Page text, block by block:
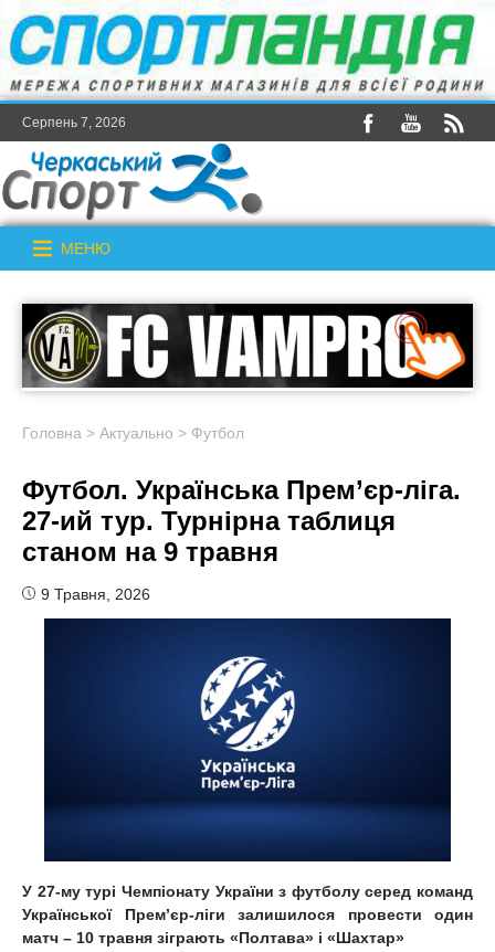
Серпень 7, 2026
МЕНЮ
Головна > Актуально > Футбол
Футбол. Українська Прем’єр-ліга.
27-ий тур. Турнірна таблиця
станом на 9 травня
9 Травня, 2026
У 27-му турі Чемпіонату України з футболу серед команд
Української Прем’єр-ліги залишилося провести один
матч – 10 травня зіграють «Полтава» і «Шахтар»